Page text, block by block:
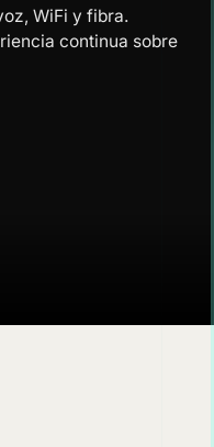
WiFi y fibra.
continua sobre